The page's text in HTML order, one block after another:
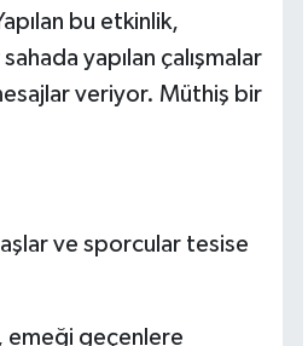
bu etkinlik,
yapılan çalışmalar
veriyor. Müthiş bir
ve sporcular tesise
emeği geçenlere